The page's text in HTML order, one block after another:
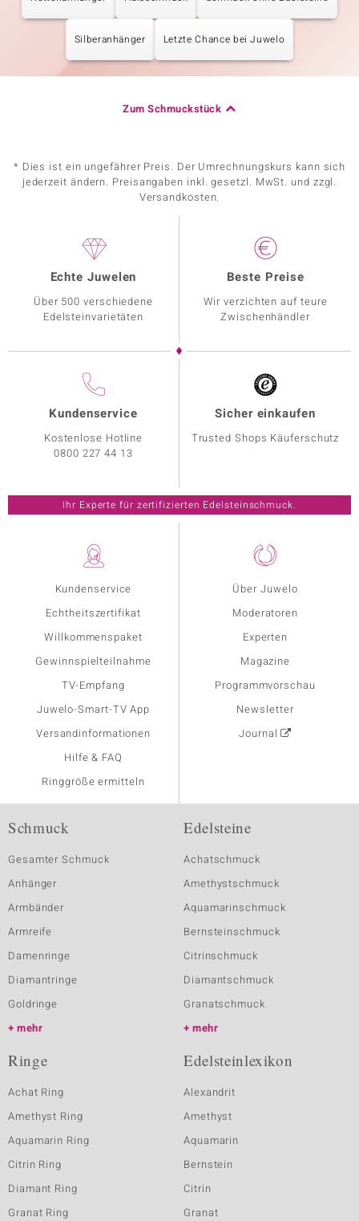
Silberanhänger Letzte Chance bei Juwelo
Zum Schmuckstück
* Dies ist ein ungefährer Preis. Der Umrechnungskurs kann sich
jederzeit ändern. Preisangaben inkl. gesetzl. MwSt. und zzgl.
Versandkosten.
Kundenservice
Echtheitszertifikat
Willkommenspaket
Gewinnspielteilnahme
TV-Empfang
Juwelo-Smart-TV App
Versandinformationen
Hilfe & FAQ
Ringgröße ermitteln
Über Juwelo
Moderatoren
Experten
Magazine
Programmvorschau
Newsletter
Journal
Echte Juwelen
Über 500 verschiedene
Edelsteinvarietäten
Beste Preise
Wir verzichten auf teure
Zwischenhändler
Kundenservice
Kostenlose Hotline
0800 227 44 13
Sicher einkaufen
Trusted Shops Käuferschutz
Ihr Experte für zertifizierten Edelsteinschmuck.
Schmuck
Gesamter Schmuck
Anhänger
Armbänder
Armreife
Damenringe
Diamantringe
Goldringe
mehr
Edelsteine
Achatschmuck
Amethystschmuck
Aquamarinschmuck
Bernsteinschmuck
Citrinschmuck
Diamantschmuck
Granatschmuck
mehr
Ringe
Achat Ring
Amethyst Ring
Aquamarin Ring
Citrin Ring
Diamant Ring
Granat Ring
Edelsteinlexikon
Alexandrit
Amethyst
Aquamarin
Bernstein
Citrin
Granat